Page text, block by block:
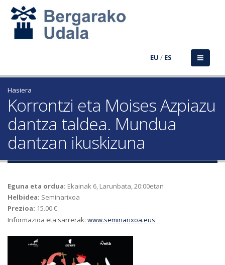
EU / ES
Hasiera
Korrontzi eta Moises Azpiazu
dantza taldea. Mundua
dantzan ikuskizuna
Eguna eta ordua: Ekainak 6, Larunbata, 20:00etan
Helbidea: Seminarixoa
Prezioa: 15.00 €
Informazioa eta sarrerak: www.seminarixoa.eus